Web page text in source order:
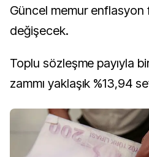
Güncel memur enflasyon
değişecek.
Toplu sözleşme payıyla
zammı yaklaşık %13,94